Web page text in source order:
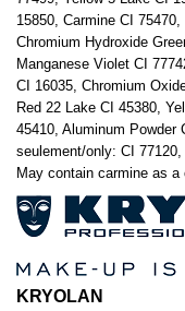
15850, Carmine CI
Chromium Hydroxide
Manganese Violet CI
CI 16035, Chromium
Red 22 Lake CI 45380,
45410, Aluminum Powder
seulement/only: CI
May contain carmine as a
KRYOLAN